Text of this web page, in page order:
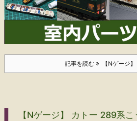
記事を読む 【Nゲージ】
【Nゲージ】 カトー 289系